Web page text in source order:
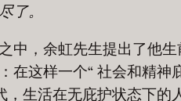
了。
中，余虹先生提出了他生
在这样一个“ 社会和精神
，生活在无庇护状态下的